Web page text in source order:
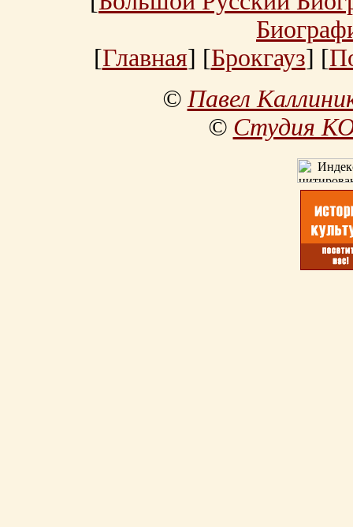
[Главная] [Брокгауз] [
©Павел
© Студия